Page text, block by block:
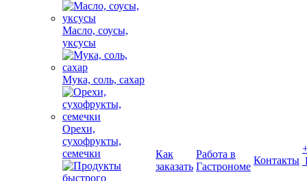
Масло, соусы,
уксусы
Мука, соль, сахар
Орехи,
сухофрукты,
семечки
Как
заказать
Работа в
Гастрономе
Контакты